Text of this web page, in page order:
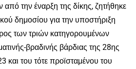
από την έναρξη της δίκης, ζητήθηκε
δημοσίου για την υποστήριξη
των τριών κατηγορουμένων
βραδινής βάρδιας της 28ης
και του τότε προϊσταμένου του